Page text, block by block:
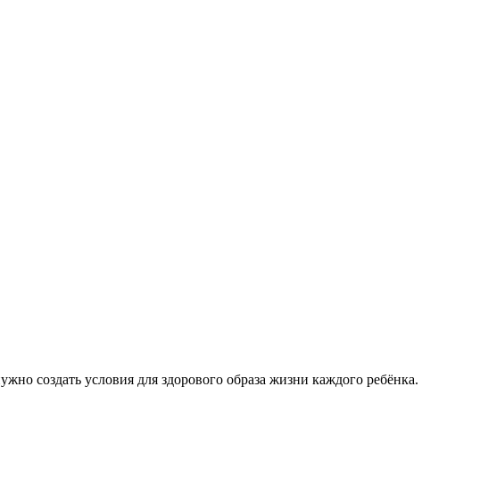
создать условия для здорового образа жизни каждого ребёнка.